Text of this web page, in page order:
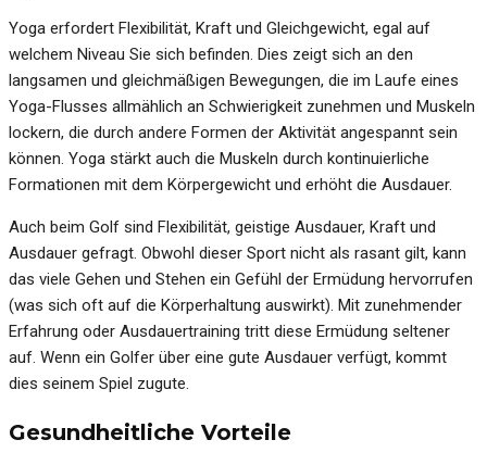
Yoga erfordert Flexibilität, Kraft und Gleichgewicht, egal auf
welchem Niveau Sie sich befinden. Dies zeigt sich an den
langsamen und gleichmäßigen Bewegungen, die im Laufe eines
Yoga-Flusses allmählich an Schwierigkeit zunehmen und Muskeln
lockern, die durch andere Formen der Aktivität angespannt sein
können. Yoga stärkt auch die Muskeln durch kontinuierliche
Formationen mit dem Körpergewicht und erhöht die Ausdauer.
Auch beim Golf sind Flexibilität, geistige Ausdauer, Kraft und
Ausdauer gefragt. Obwohl dieser Sport nicht als rasant gilt, kann
das viele Gehen und Stehen ein Gefühl der Ermüdung hervorrufen
(was sich oft auf die Körperhaltung auswirkt). Mit zunehmender
Erfahrung oder Ausdauertraining tritt diese Ermüdung seltener
auf. Wenn ein Golfer über eine gute Ausdauer verfügt, kommt
dies seinem Spiel zugute.
Gesundheitliche Vorteile